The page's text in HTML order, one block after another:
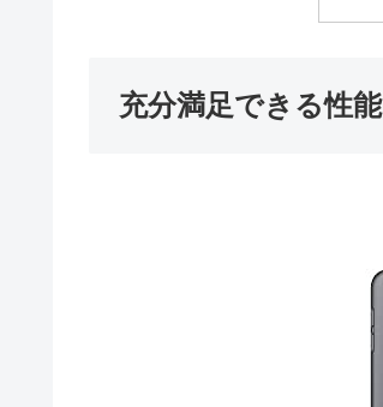
充分満足できる性能